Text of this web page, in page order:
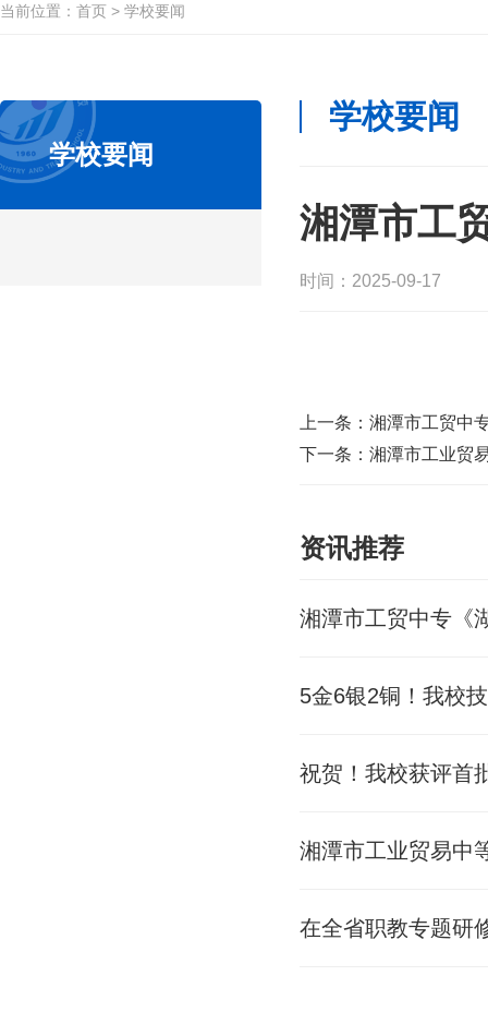
当前位置： 首页 > 学校要闻
学校要闻
学校要闻
湘潭市工
时间：2025-09-17
上一条： 湘潭市工贸中
下一条： 湘潭市工业贸
资讯推荐
湘潭市工贸中专《
5金6银2铜！我校
湘潭市工业贸易中
在全省职教专题研